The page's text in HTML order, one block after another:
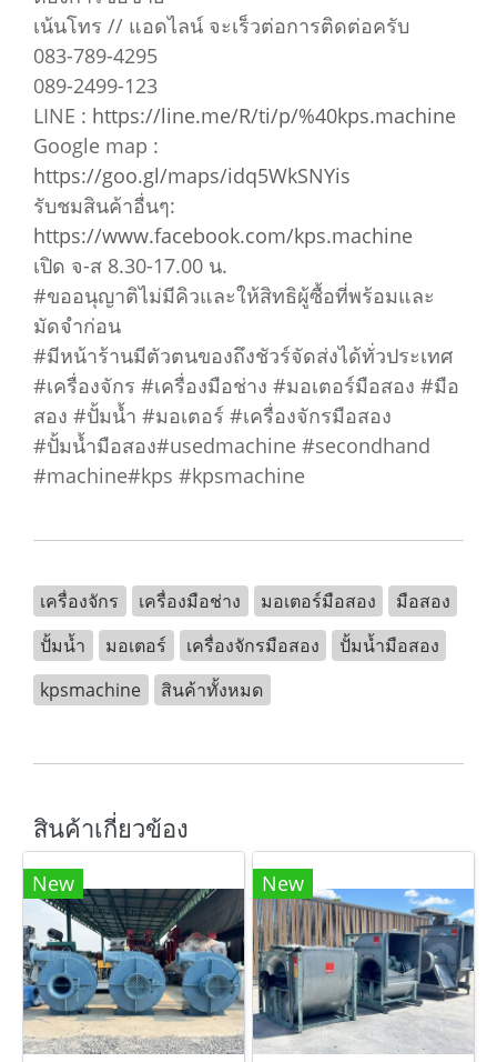
เน้นโทร // แอดไลน์ จะเร็วต่อการติดต่อครับ
083-789-4295
089-2499-123
LINE : https://line.me/R/ti/p/%40kps.machine
Google map :
https://goo.gl/maps/idq5WkSNYis
รับชมสินค้าอื่นๆ:
https://www.facebook.com/kps.machine
เปิด จ-ส 8.30-17.00 น.
#ขออนุญาติไม่มีคิวและให้สิทธิผู้ซื้อที่พร้อมและ
มัดจำก่อน
#มีหน้าร้านมีตัวตนของถึงชัวร์จัดส่งได้ทั่วประเทศ
#เครื่องจักร #เครื่องมือช่าง #มอเตอร์มือสอง #มือ
สอง #ปั้มน้ำ #มอเตอร์ #เครื่องจักรมือสอง
#ปั้มน้ำมือสอง#usedmachine #secondhand
#machine#kps #kpsmachine
เครื่องจักร เครื่องมือช่าง มอเตอร์มือสอง
มือสอง
ปั้มน้ำ
มอเตอร์ เครื่องจักรมือสอง
ปั้มน้ำมือสอง
kpsmachine
สินค้าทั้งหมด
สินค้าเกี่ยวข้อง
New New